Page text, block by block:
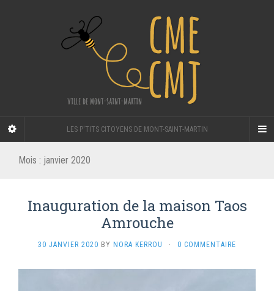
LES P'TITS CITOYENS DE MONT-SAINT-MARTIN
Mois : janvier 2020
Inauguration de la maison Taos
Amrouche
30 JANVIER 2020 BY NORA KERROU · 0 COMMENTAIRE